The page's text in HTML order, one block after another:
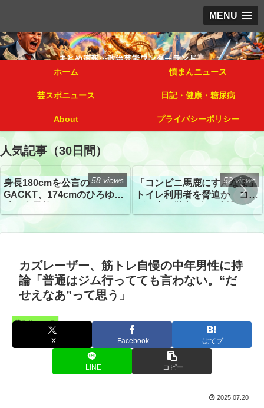
MENU
ホーム 憤まんニュース
芸スポニュース 日記・健康・糖尿病
About プライバシーポリシー
人気記事（30日間）
身長180cmを公言の
GACKT、174cmのひろゆき
トざわつき イベントでの写
真が話題
58 views
「コンビニ馬鹿にすんなよ」
トイレ利用者を脅迫か コン
52 views
カズレーザー、筋トレ自慢の中年男性に持
論「普通はジム行ってても言わない。“だ
せえなあ”って思う」
芸スポニュース
X Facebook はてブ
LINE コピー
2025.07.20